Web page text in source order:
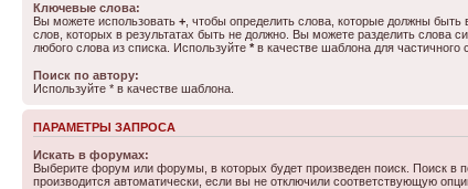
Ключевые слова:
Вы можете использовать + , чтобы определить слова, которые должны быть
слов, которых в результатах быть не должно. Вы можете разделить слова
любого слова из списка. Используйте * в качестве шаблона для частичного
Поиск по автору:
Используйте * в качестве шаблона.
ПАРАМЕТРЫ ЗАПРОСА
Искать в форумах:
Выберите форум или форумы, в которых будет произведен поиск. Поиск в
производится автоматически, если вы не отключили соответствующую